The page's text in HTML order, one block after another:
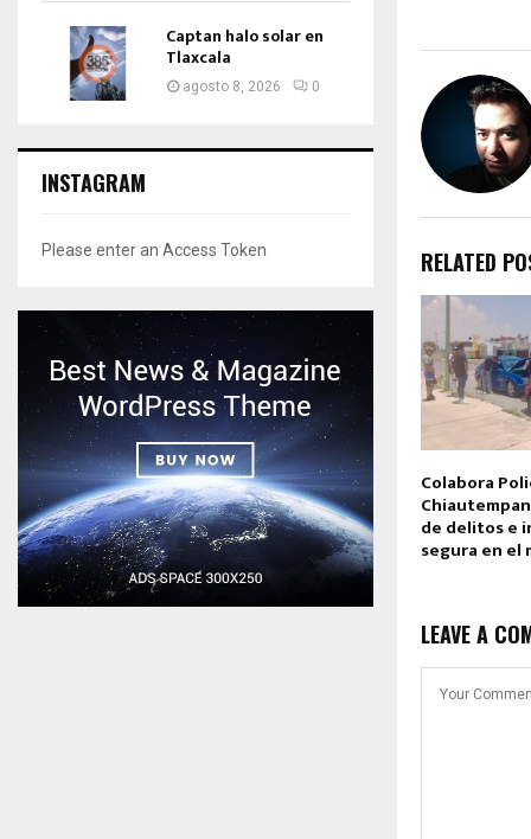
RELATED
Colabora
de delitos e
segura en el
LEAVE A
Captan halo solar en
Tlaxcala
agosto 8, 2026 0
INSTAGRAM
Please enter an Access Token